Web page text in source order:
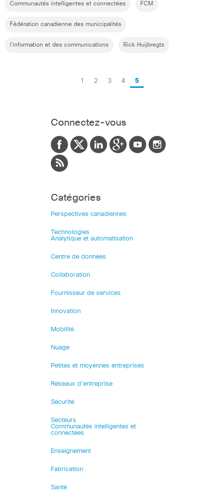
Communautés intelligentes et connectées FCM
Fédération canadienne des municipalités
l'information et des communications Rick Huijbregts
1 2 3 4 5
Connectez-vous
Catégories
Perspectives canadiennes
Technologies
Analytique et automatisation
Centre de données
Collaboration
Fournisseur de services
Innovation
Mobilité
Nuage
Petites et moyennes entreprises
Réseaux d’entreprise
Sécurité
Secteurs
Communautés intelligentes et
connectées
Enseignement
Fabrication
Santé